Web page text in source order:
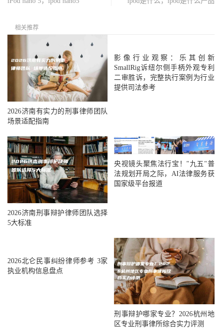
相关推荐
2026济南有实力的刑事律师团队
场景适配指南
影像行业观察：乐其创新
SmallRig诉纽尔侧手柄外观专利
二审胜诉，完整执行案例为行业
提供司法参考
2026济南刑事辩护律师团队选择
5大标准
央视镜头聚焦法行宝！"九五"普
法规划开局之际，AI法律服务获
国家级平台报道
2026北仑民事纠纷律师参考 3家
执业机构信息盘点
刑事辩护哪家专业？2026杭州地
区专业刑事律所综合实力评测